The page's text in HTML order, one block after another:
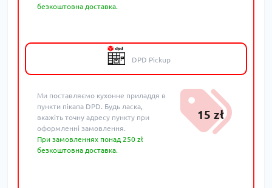
безкоштовна доставка.
DPD Pickup
Ми поставляємо кухонне приладдя в
пункти пікапа DPD. Будь ласка,
вкажіть точну адресу пункту при
оформленні замовлення.
При замовленнях понад 250 zł
безкоштовна доставка.
15 zł